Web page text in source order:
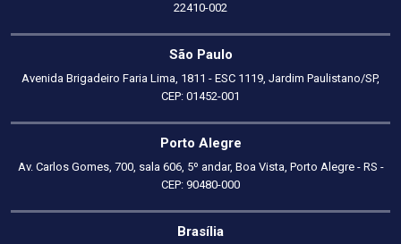
22410-002
São Paulo
Avenida Brigadeiro Faria Lima, 1811 - ESC 1119, Jardim Paulistano/SP,
CEP: 01452-001
Porto Alegre
Av. Carlos Gomes, 700, sala 606, 5º andar, Boa Vista, Porto Alegre - RS -
CEP: 90480-000
Brasília